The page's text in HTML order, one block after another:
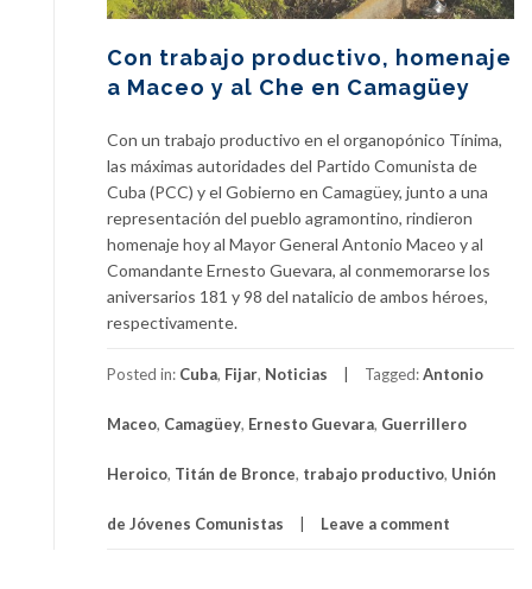
Con trabajo productivo, homenaje
a Maceo y al Che en Camagüey
Con un trabajo productivo en el organopónico Tínima,
las máximas autoridades del Partido Comunista de
Cuba (PCC) y el Gobierno en Camagüey, junto a una
representación del pueblo agramontino, rindieron
homenaje hoy al Mayor General Antonio Maceo y al
Comandante Ernesto Guevara, al conmemorarse los
aniversarios 181 y 98 del natalicio de ambos héroes,
respectivamente.
Posted in: Cuba, Fijar, Noticias Tagged:Antonio
Maceo, Camagüey, Ernesto Guevara, Guerrillero
Heroico, Titán de Bronce, trabajo productivo, Unión
de Jóvenes Comunistas Leave a comment